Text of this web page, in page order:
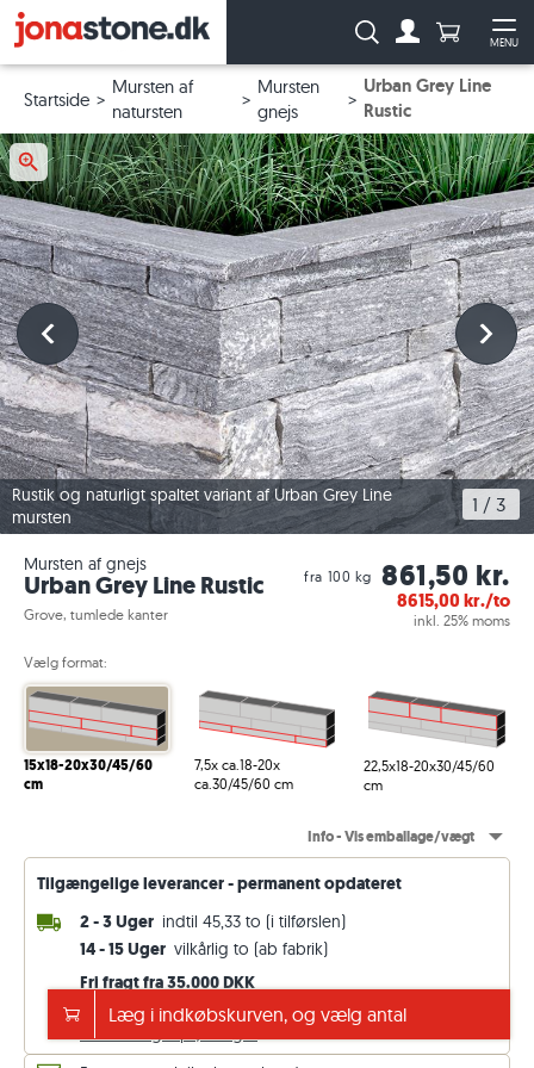
MENU
Søg: Antal
Startside
Mursten af
natursten
Mursten
gnejs
Urban Grey Line
Rustic
Rustik og naturligt spaltet variant af Urban Grey Line
mursten
1 / 3
Mursten af gnejs
Urban Grey Line Rustic
Grove, tumlede kanter
fra 100 kg 861,50 kr.
8615,00kr./to
inkl. 25% moms
Vælg format:
15x18-20x30/45/60
cm
7,5x ca.18-20x
ca.30/45/60 cm
22,5x18-20x30/45/60
cm
Info - Vis emballage/vægt
Tilgængelige leverancer - permanent opdateret
2 - 3 Uger indtil 45,33 to (i tilførslen)
14 - 15 Uger vilkårlig to (ab fabrik)
Fri fragt fra 35.000 DKK
Se leveringsoplysninger
Læg i indkøbskurven, og vælg antal